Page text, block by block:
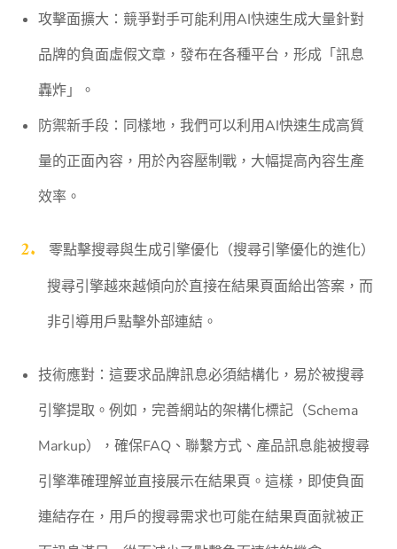
攻擊面擴大：競爭對手可能利用AI快速生成大量針對
品牌的負面虛假文章，發布在各種平台，形成「訊息
轟炸」。
防禦新手段：同樣地，我們可以利用AI快速生成高質
量的正面內容，用於內容壓制戰，大幅提高內容生產
效率。
零點擊搜尋與生成引擎優化（搜尋引擎優化的進化）
搜尋引擎越來越傾向於直接在結果頁面給出答案，而
非引導用戶點擊外部連結。
技術應對：這要求品牌訊息必須結構化，易於被搜尋
引擎提取。例如，完善網站的架構化標記（Schema
Markup），確保FAQ、聯繫方式、產品訊息能被搜尋
引擎準確理解並直接展示在結果頁。這樣，即使負面
連結存在，用戶的搜尋需求也可能在結果頁面就被正